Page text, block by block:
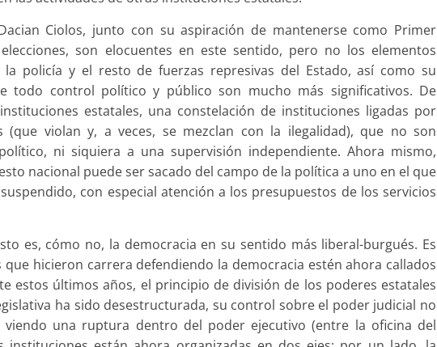
Ciolos, junto con su aspiración de mantenerse como Primer
son elocuentes en este sentido, pero no los elementos
la policía y el resto de fuerzas represivas del Estado, así como su
todo control político y público son mucho más significativos. De
estatales, una constelación de instituciones ligadas por
(que violan y, a veces, se mezclan con la ilegalidad), que no son
ni siquiera a una supervisión independiente. Ahora mismo,
nacional puede ser sacado del campo de la política a uno en el que
con especial atención a los presupuestos de los servicios
es, cómo no, la democracia en su sentido más liberal-burgués. Es
hicieron carrera defendiendo la democracia estén ahora callados
estos últimos años, el principio de división de los poderes estatales
ha sido desestructurada, su control sobre el poder judicial no
viendo una ruptura dentro del poder ejecutivo (entre la oficina del